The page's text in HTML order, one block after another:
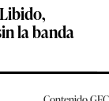
la banda